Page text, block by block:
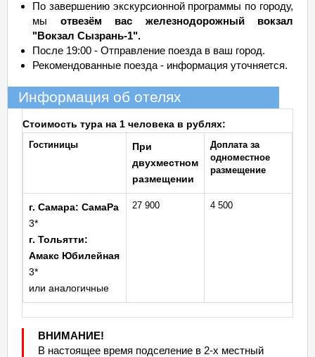
По завершению экскурсионной программы по городу,
мы отвезём вас железнодорожный вокзал
"Вокзал Сызрань-1".
После 19:00 - Отправление поезда в ваш город.
Рекомендованные поезда - информация уточняется.
Информация об отелях
Стоимость тура на 1 человека в рублях:
Гостиницы
При
двухместном
размещении
Доплата за
одноместное
размещение
г. Самара: СамаРа
3*
г. Тольятти:
Амакс Юбилейная
3*
или аналогичные
27 900 4 500
ВНИМАНИЕ!
В настоящее время подселение в 2-х местный